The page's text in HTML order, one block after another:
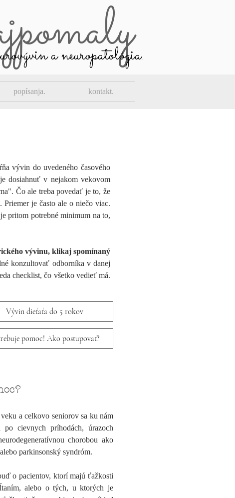
a neuropatológia.
popísanja. kontakt.
vývin do uvedeného časového
dosiahnuť v nejakom vekovom
Čo ale treba povedať je to, že
je často ale o niečo viac.
pritom potrebné minimum na to,
vývinu, klikaj spomínaný
konzultovať odborníka v danej
checklist, čo všetko vedieť má.
Vývin dieťaťa do 5 rokov
pomoc! Ako postupovať?
a celkovo seniorov sa ku nám
po cievnych príhodách, úrazoch
chorobou ako
parkinsonský syndróm.
o pacientov, ktorí majú ťažkosti
alebo o tých, u ktorých je